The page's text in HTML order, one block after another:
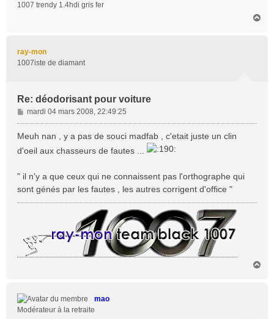
e
1007 trendy 1.4hdi gris fer
ray-mon
1007iste de diamant
Re: déodorisant pour voiture
M
e
s
a
e
mardi 04 mars 2008, 22:49:25
Meuh nan , y a pas de souci madfab , c'etait juste un clin
d'oeil aux chasseurs de fautes ...
" il n'y a que ceux qui ne connaissent pas l'orthographe qui
sont génés par les fautes , les autres corrigent d'office "
mao
Modérateur à la retraite